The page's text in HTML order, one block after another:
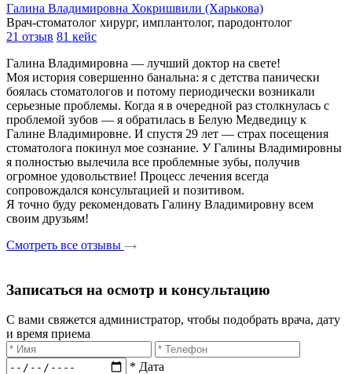
Галина Владимировна Хокришвили (Харькова)
Врач-стоматолог хирург, имплантолог, пародонтолог
21 отзыв 81 кейс
Галина Владимировна — лучший доктор на свете!
Моя история совершенно банальна: я с детства панически
боялась стоматологов и потому периодически возникали
серьезные проблемы. Когда я в очередной раз столкнулась с
проблемой зубов — я обратилась в Белую Медведицу к
Галине Владимировне. И спустя 29 лет — страх посещения
стоматолога покинул мое сознание. У Галины Владимировны
я полностью вылечила все проблемные зубы, получив
огромное удовольствие! Процесс лечения всегда
сопровождался консультацией и позитивом.
Я точно буду рекомендовать Галину Владимировну всем
своим друзьям!
Смотреть все отзывы
Записаться на осмотр и консультацию​
С вами свяжется администратор, чтобы подобрать врача, дату
и время приема​
* Дата